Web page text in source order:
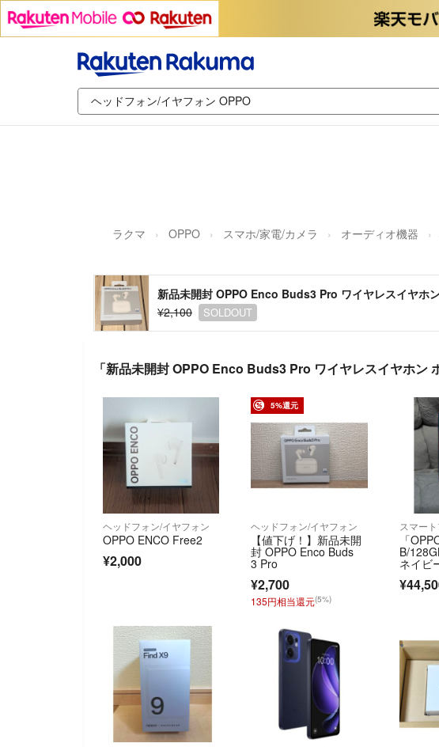
ラクマ OPPO スマホ/家電/カメラ オーディオ機器
新品未開封 OPPO Enco Buds3 Pro ワイヤレスイヤホ
¥2,100
SOLDOUT
「新品未開封 OPPO Enco Buds3 Pro ワイヤレスイヤホン
ヘッドフォン/イヤフォン
OPPO ENCO Free2
¥2,000
5%還元
ヘッドフォン/イヤフォン
【値下げ！】新品未開
封 OPPO Enco Buds
3 Pro
¥2,700
135円相当還元(5%)
スマー
「
B/
ネイビ